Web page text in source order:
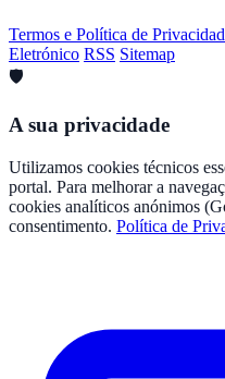
Termos e Política de
Eletrónico RSS Sitemap
🛡️
A sua privacidade
Utilizamos cookies técnicos
portal. Para melhorar a
cookies analíticos anónimos
consentimento. Política de